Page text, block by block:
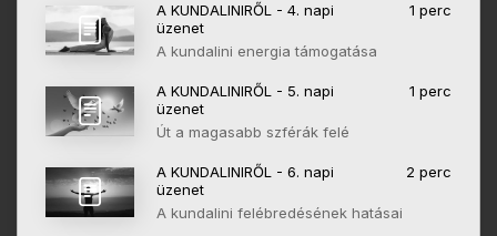
A KUNDALINIRŐL - 4. napi
üzenet
1 perc
A kundalini energia támogatása
A KUNDALINIRŐL - 5. napi
üzenet
1 perc
Út a magasabb szférák felé
A KUNDALINIRŐL - 6. napi
üzenet
2 perc
A kundalini felébredésének hatásai